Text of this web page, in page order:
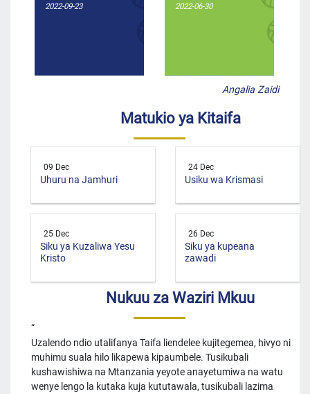
2022-09-23 2022-06-30
Angalia Zaidi
Matukio ya Kitaifa
09 Dec
Uhuru na Jamhuri
24 Dec
Usiku wa Krismasi
25 Dec
Siku ya Kuzaliwa Yesu
Kristo
26 Dec
Siku ya kupeana
zawadi
Nukuu za Waziri Mkuu
Uzalendo ndio utalifanya Taifa liendelee kujitegemea, hivyo ni
muhimu suala hilo likapewa kipaumbele. Tusikubali
kushawishiwa na Mtanzania yeyote anayetumiwa na watu
wenye lengo la kutaka kuja kututawala, tusikubali lazima